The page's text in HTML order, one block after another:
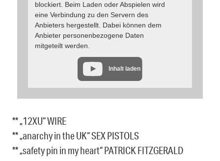
blockiert. Beim Laden oder Abspielen wird
eine Verbindung zu den Servern des
Anbieters hergestellt. Dabei können dem
Anbieter personenbezogene Daten
mitgeteilt werden.
Inhalt laden
** „12XU“ WIRE
** „anarchy in the UK“ SEX PISTOLS
** „safety pin in my heart“ PATRICK FITZGERALD